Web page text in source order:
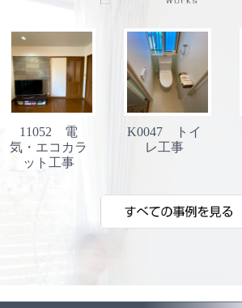
11052 電
気・エコカラ
ット工事
K0047 トイ
レ工事